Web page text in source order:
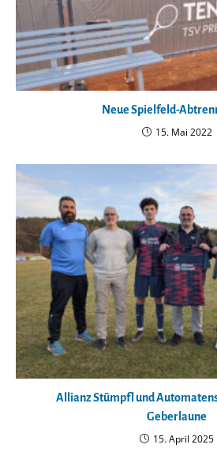
Neue Spielfeld-
15. Mai 2022
Allianz Stümpfl und
Geberlaune
15. April 2025